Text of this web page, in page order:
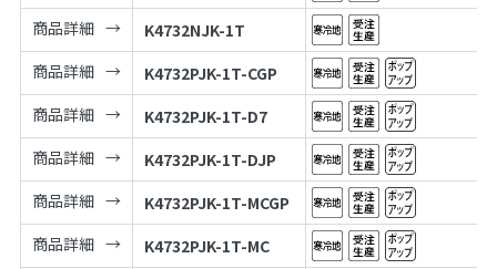
商品詳細
K4732NJK-1T
商品詳細
K4732PJK-1T-CGP
商品詳細
K4732PJK-1T-D7
商品詳細
K4732PJK-1T-DJP
商品詳細
K4732PJK-1T-MCGP
商品詳細
K4732PJK-1T-MC